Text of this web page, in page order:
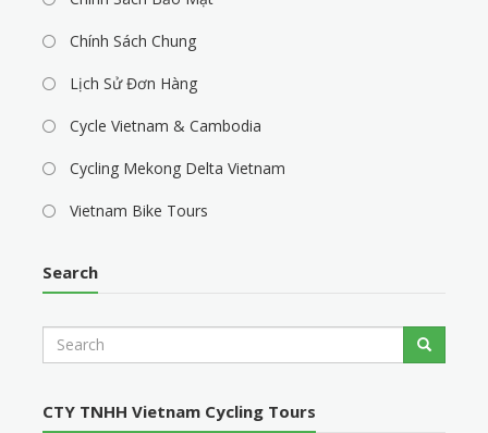
Chính Sách Chung
Lịch Sử Đơn Hàng
Cycle Vietnam & Cambodia
Cycling Mekong Delta Vietnam
Vietnam Bike Tours
Search
c
Search
CTY TNHH Vietnam Cycling Tours